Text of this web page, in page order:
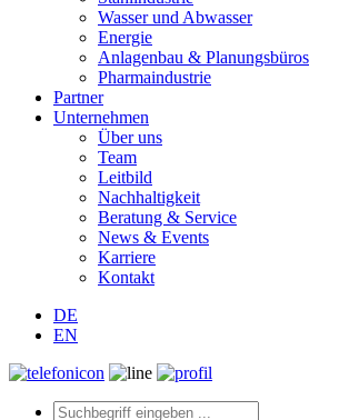
Wasser und Abwasser
Energie
Anlagenbau & Planungsbüros
Pharmaindustrie
Partner
Unternehmen
Über uns
Team
Leitbild
Nachhaltigkeit
Beratung & Service
News & Events
Karriere
Kontakt
DE
EN